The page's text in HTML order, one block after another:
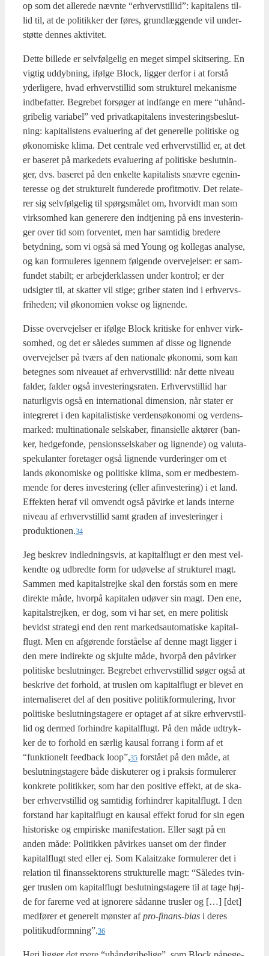
op som det alle­re­de nævn­te “erhverv­stil­lid”: kapi­ta­lens til­
lid til, at de poli­tik­ker der føres, grund­læg­gen­de vil under­
støt­te den­nes akti­vi­tet.
Det­te bil­le­de er selv­føl­ge­lig en meget sim­pel skit­se­ring. En
vig­tig uddyb­ning, iføl­ge Blo­ck, lig­ger der­for i at for­stå
yder­li­ge­re, hvad erhverv­stil­lid som struk­tu­rel meka­nis­me
ind­be­fat­ter. Begre­bet for­sø­ger at ind­fan­ge en mere “uhånd­
gri­be­lig vari­a­bel” ved pri­vat­ka­pi­ta­lens inve­ste­rings­be­slut­
ning: kapi­ta­li­stens eva­lu­e­ring af det gene­rel­le poli­ti­ske og
øko­no­mi­ske kli­ma. Det cen­tra­le ved erhverv­stil­lid er, at det
er base­ret på mar­ke­dets eva­lu­e­ring af poli­ti­ske beslut­nin­
ger, dvs. base­ret på den enkel­te kapi­ta­lists snæv­re egen­in­
te­res­se og det struk­tu­relt fun­de­re­de pro­fit­mo­tiv. Det rela­te­
rer sig selv­føl­ge­lig til spørgs­må­let om, hvor­vidt man som
virk­som­hed kan gene­re­re den ind­tje­ning på ens inve­ste­rin­
ger over tid som for­ven­tet, men har sam­ti­dig bre­de­re
betyd­ning, som vi også så med Young og kol­le­gas ana­ly­se,
og kan for­mu­le­res igen­nem føl­gen­de over­vej­el­ser: er sam­
fun­det sta­bilt; er arbej­der­klas­sen under kon­trol; er der
udsig­ter til, at skat­ter vil sti­ge; gri­ber sta­ten ind i erhvervs­
fri­he­den; vil øko­no­mi­en vok­se og lig­nen­de.
Dis­se over­vej­el­ser er iføl­ge Blo­ck kri­ti­ske for enhver virk­
som­hed, og det er såle­des sum­men af dis­se og lig­nen­de
over­vej­el­ser på tværs af den natio­na­le øko­no­mi, som kan
beteg­nes som niveau­et af erhverv­stil­lid: når det­te niveau
fal­der, fal­der også inve­ste­rings­ra­ten. Erhverv­stil­lid har
natur­lig­vis også en inter­na­tio­nal dimen­sion, når sta­ter er
inte­gre­ret i den kapi­ta­li­sti­ske ver­den­s­ø­ko­no­mi og ver­dens­
mar­ked: mul­ti­na­tio­na­le sel­ska­ber, finan­si­el­le aktø­rer (ban­
ker, hed­ge­fon­de, pen­sions­sel­ska­ber og lig­nen­de) og valut­a­
spe­ku­lan­ter fore­ta­ger også lig­nen­de vur­de­rin­ger om et
lands øko­no­mi­ske og poli­ti­ske kli­ma, som er med­be­stem­
men­de for deres inve­ste­ring (eller afin­ve­ste­ring) i et land.
Effek­ten her­af vil omvendt også påvir­ke et lands inter­ne
niveau af erhverv­stil­lid samt gra­den af inve­ste­rin­ger i
produktionen.34
Jeg beskrev ind­led­nings­vis, at kapi­tal­flugt er den mest vel­
kend­te og udbred­te form for udø­vel­se af struk­tu­rel magt.
Sam­men med kapi­tal­strej­ke skal den for­stås som en mere
direk­te måde, hvor­på kapi­ta­len udø­ver sin magt. Den ene,
kapi­tal­strej­ken, er dog, som vi har set, en mere poli­tisk
bevidst stra­te­gi end den rent mar­kedsau­to­ma­ti­ske kapi­tal­
flugt. Men en afgø­ren­de for­stå­el­se af den­ne magt lig­ger i
den mere indi­rek­te og skjul­te måde, hvor­på den påvir­ker
poli­ti­ske beslut­nin­ger. Begre­bet erhverv­stil­lid søger også at
beskri­ve det for­hold, at trus­len om kapi­tal­flugt er ble­vet en
inter­na­li­se­ret del af den posi­ti­ve poli­tik­for­mu­le­ring, hvor
poli­ti­ske beslut­nings­ta­ge­re er opta­get af at sik­re erhverv­stil­
lid og der­med for­hin­dre kapi­tal­flugt. På den måde udtryk­
ker de to for­hold en sær­lig kaus­al for­rang i form af et
“funk­tio­nelt feed­ba­ck loop”,35 for­stå­et på den måde, at
beslut­nings­ta­ge­re både dis­ku­te­rer og i prak­sis for­mu­le­rer
kon­kre­te poli­tik­ker, som har den posi­ti­ve effekt, at de ska­
ber erhverv­stil­lid og sam­ti­dig for­hin­drer kapi­tal­flugt. I den
for­stand har kapi­tal­flugt en kaus­al effekt for­ud for sin egen
histo­ri­ske og empi­ri­ske mani­fe­sta­tion. Eller sagt på en
anden måde: Poli­tik­ken påvir­kes uan­set om der fin­der
kapi­tal­flugt sted eller ej. Som Kalaitza­ke for­mu­le­rer det i
rela­tion til finans­sek­to­rens struk­tu­rel­le magt: “Såle­des tvin­
ger trus­len om kapi­tal­flugt beslut­nings­ta­ge­re til at tage høj­
de for farer­ne ved at igno­re­re sådan­ne trus­ler og […] [det]
med­fø­rer et gene­relt møn­ster afpro-finans-bias i deres
politikudformning”.36